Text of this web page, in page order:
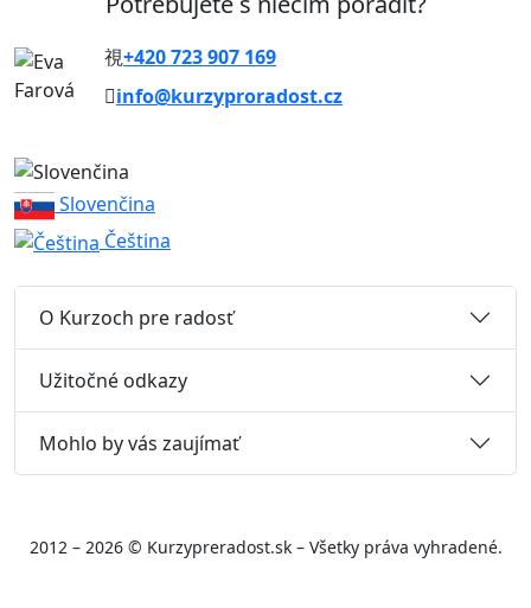
+420 723 907 169
info@kurzyproradost.cz
Slovenčina
Čeština
O Kurzoch pre radosť
Užitočné odkazy
Mohlo by vás zaujímať
2012 – 2026 © Kurzypreradost.sk – Všetky práva vyhradené.